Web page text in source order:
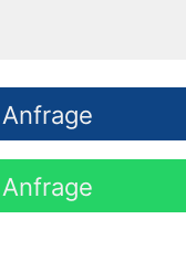
Anfrage
Anfrage